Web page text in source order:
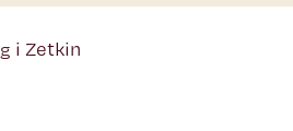
i Zetkin